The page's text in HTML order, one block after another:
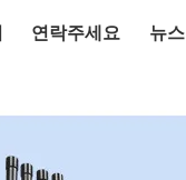
연락주세요 뉴스